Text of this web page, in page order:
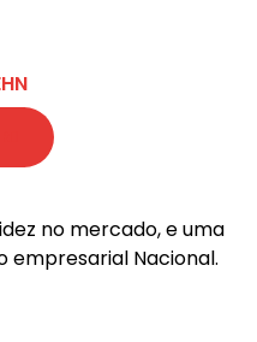
no mercado, e uma
empresarial Nacional.